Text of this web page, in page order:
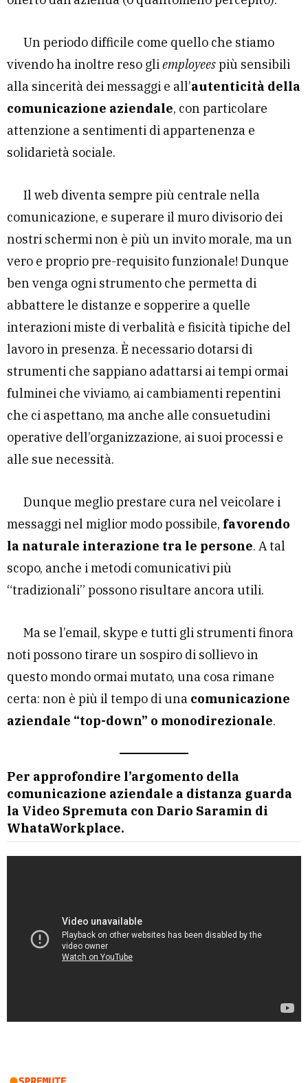
Un periodo difficile come quello che stiamo
vivendo ha inoltre reso gliemployeespiù sensibili
alla sincerità dei messaggi e all’autenticità della
comunicazione aziendale, con particolare
attenzione a sentimenti di appartenenza e
solidarietà sociale.
Il web diventa sempre più centrale nella
comunicazione, e superare il muro divisorio dei
nostri schermi non è più un invito morale, ma un
vero e proprio pre-requisito funzionale! Dunque
ben venga ogni strumento che permetta di
abbattere le distanze e sopperire a quelle
interazioni miste di verbalità e fisicità tipiche del
lavoro in presenza. È necessario dotarsi di
strumenti che sappiano adattarsi ai tempi ormai
fulminei che viviamo, ai cambiamenti repentini
che ci aspettano, ma anche alle consuetudini
operative dell’organizzazione, ai suoi processi e
alle sue necessità.
Dunque meglio prestare cura nel veicolare i
messaggi nel miglior modo possibile, favorendo
la naturale interazione tra le persone. A tal
scopo, anche i metodi comunicativi più
“tradizionali” possono risultare ancora utili.
Ma se l’email, skype e tutti gli strumenti finora
noti possono tirare un sospiro di sollievo in
questo mondo ormai mutato, una cosa rimane
certa: non è più il tempo di una comunicazione
aziendale “top-down” o monodirezionale.
Per approfondire l’argomento della
comunicazione aziendale a distanza guarda
la Video Spremuta con Dario Saramin di
WhataWorkplace.